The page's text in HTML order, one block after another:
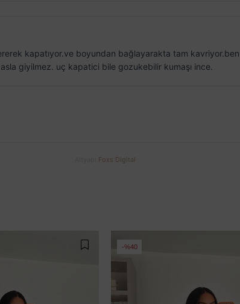
kapatıyor.ve boyundan bağlayarakta tam
giyilmez. uç kapatici bile gozukebilir kumaşı ince.
Foxs Digital
%40